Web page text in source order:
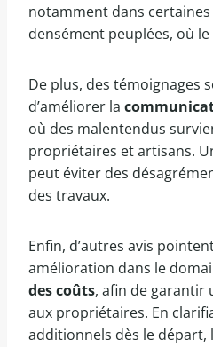
notamment dans
densément peuplées, où
De plus, des témoignages
d’améliorer la
où des malentendus
propriétaires et artisans.
peut éviter des
des travaux.
Enfin, d’autres avis
amélioration dans le
des coûts, afin de garantir
aux propriétaires. En
additionnels dès le